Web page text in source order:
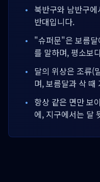
• 북반구와 남반구
반대입니다.
• "슈퍼문"은 보름달
를 말하며, 평소보
• 달의 위상은 조류(
며, 보름달과 삭 때
• 항상 같은 면만 보
에, 지구에서는 달